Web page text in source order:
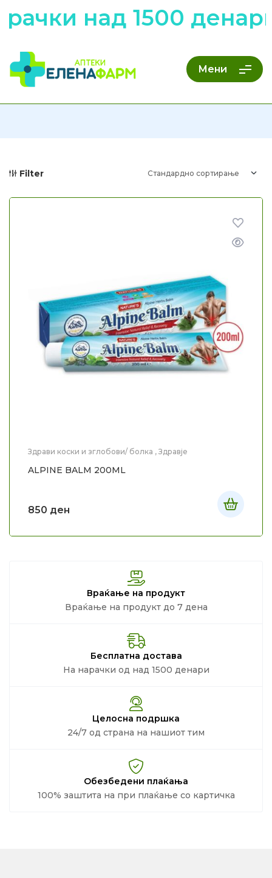
над 1500
Мени
Filter
Здрави коски и зглобови/ болка , Здравје
ALPINE BALM 200ML
850 ден
Враќање на продукт
Враќање на продукт до 7 дена
Бесплатна достава
На нарачки од над 1500 денари
Целосна подршка
24/7 од страна на нашиот тим
Обезбедени плаќања
100% заштита на при плаќање со картичка